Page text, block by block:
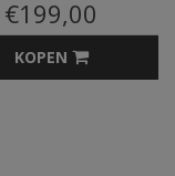
€199,00
KOPEN